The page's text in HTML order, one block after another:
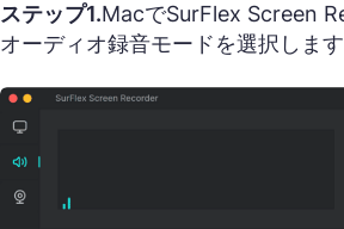
ステップ1.MacでSurFlex Screen
オーディオ録音モードを選択します